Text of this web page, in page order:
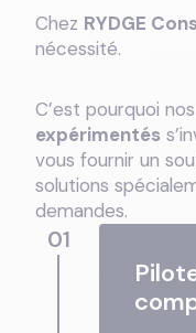
Chez RYDGE
nécessité.
C’est pourquoi nos
expérimentés
vous fournir un
solutions
demandes.
01